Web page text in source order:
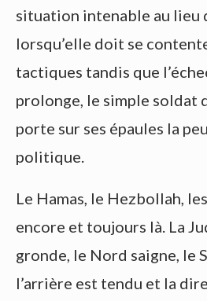
situation intenable au lieu
lorsqu’elle doit se
tactiques tandis que
prolonge, le simple soldat
porte sur ses épaules la
politique.
Le Hamas, le Hezbollah,
encore et toujours là. La
gronde, le Nord saigne, le
l’arrière est tendu et la